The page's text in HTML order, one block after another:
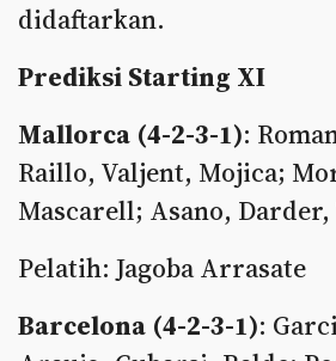
didaftarkan.
Prediksi Starting XI
Mallorca (4-2-3-1):
Raillo, Valjent, Mojica;
Mascarell; Asano,
Pelatih: Jagoba Arrasate
Barcelona (4-2-3-1):